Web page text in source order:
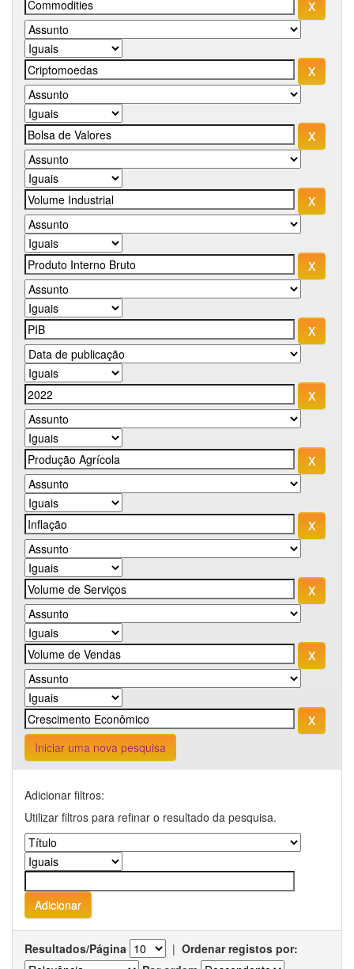
Iniciar uma nova pesquisa
Adicionar filtros:
Utilizar filtros para refinar o resultado da pesquisa.
Resultados/Página | Ordenar registos por: